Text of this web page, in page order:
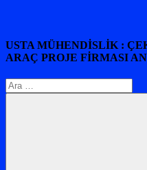
USTA MÜHENDİSLİK :
ARAÇ PROJE FİRMASI
Arama: